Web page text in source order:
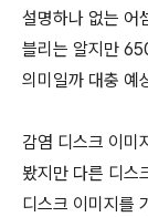
설명하나 없는 어
블리는 알지만
의미일까 대충 예
감염 디스크 이미
봤지만 다른 디스
디스크 이미지를